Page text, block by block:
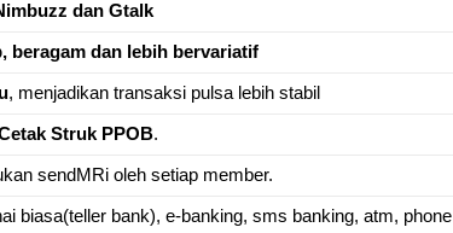
dan Gtalk
beragam dan lebih bervariatif
, menjadikan transaksi pulsa lebih stabil
Struk PPOB.
sendMRi oleh setiap member.
biasa(teller bank), e-banking, sms banking, atm, phone